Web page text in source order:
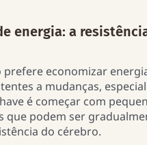
energia: a
economizar
a mudanças,
é começar com
que podem ser
do cérebro.